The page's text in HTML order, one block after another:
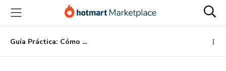
principal
página
de
página
Guía Práctica: Cómo Leer la Biblia en 90 Días